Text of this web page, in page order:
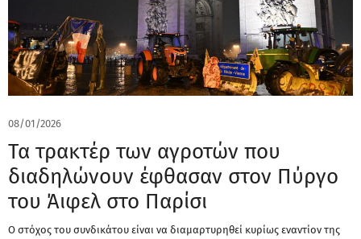
08/01/2026
Τα τρακτέρ των αγροτών που
διαδηλώνουν έφθασαν στον Πύργο
του Άιφελ στο Παρίσι
Ο στόχος του συνδικάτου είναι να διαμαρτυρηθεί κυρίως εναντίον της